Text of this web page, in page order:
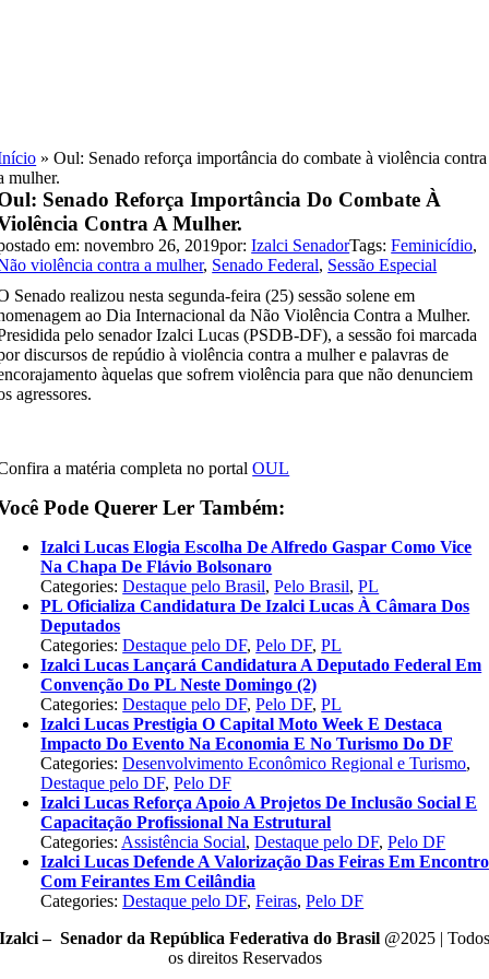
»Oul: Senado reforça importância do combate à violência contra
mulher.
Senado Reforça Importância Do Combate À
Contra A Mulher.
em: novembro 26, 2019por:Izalci SenadorTags:Feminicídio,
violência contra a mulher, Senado Federal, Sessão Especial
Senado realizou nesta segunda-feira (25) sessão solene em
ao Dia Internacional da Não Violência Contra a Mulher.
pelo senador Izalci Lucas (PSDB-DF), a sessão foi marcada
discursos de repúdio à violência contra a mulher e palavras de
àquelas que sofrem violência para que não denunciem
agressores.
a matéria completa no portalOUL
Pode Querer Ler Também:
Izalci Lucas Elogia Escolha De Alfredo Gaspar Como Vice
Na Chapa De Flávio Bolsonaro
Categories:Destaque pelo Brasil,Pelo Brasil,PL
PL Oficializa Candidatura De Izalci Lucas À Câmara Dos
Deputados
Categories:Destaque pelo DF,Pelo DF,PL
Izalci Lucas Lançará Candidatura A Deputado Federal Em
Convenção Do PL Neste Domingo (2)
Categories:Destaque pelo DF,Pelo DF,PL
Izalci Lucas Prestigia O Capital Moto Week E Destaca
Impacto Do Evento Na Economia E No Turismo Do DF
Categories:Desenvolvimento Econômico Regional e Turismo,
Destaque pelo DF,Pelo DF
Izalci Lucas Reforça Apoio A Projetos De Inclusão Social E
Capacitação Profissional Na Estrutural
Categories: Assistência Social,Destaque pelo DF,Pelo DF
Izalci Lucas Defende A Valorização Das Feiras Em Encontro
Com Feirantes Em Ceilândia
Categories:Destaque pelo DF,Feiras,Pelo DF
Izalci – Senador da República Federativa do Brasil @2025 | Todos
os direitos Reservados